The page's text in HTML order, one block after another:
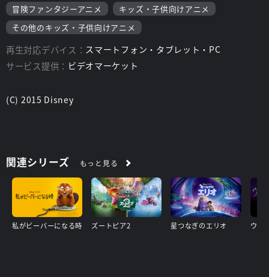
冒険ファンタジーアニメ
キッズ・子供向けアニメ
その他のキッズ・子供向けアニメ
再生対応デバイス： スマートフォン・タブレット・PC
サービス提供： ビデオマーケット
(C) 2015 Disney
関連シリーズ もっと見る
私がビーバーになる時 ズートピア2 星つなぎのエリオ ウィ